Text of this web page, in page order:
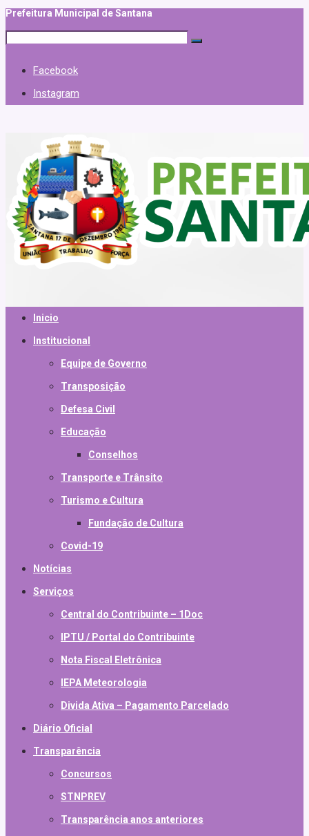
Prefeitura Municipal de Santana
Facebook
Instagram
Inicio
Institucional
Equipe de Governo
Transposição
Defesa Civil
Educação
Conselhos
Transporte e Trânsito
Turismo e Cultura
Fundação de Cultura
Covid-19
Notícias
Serviços
Central do Contribuinte – 1Doc
IPTU / Portal do Contribuinte
Nota Fiscal Eletrônica
IEPA Meteorologia
Divida Ativa – Pagamento Parcelado
Diário Oficial
Transparência
Concursos
STNPREV
Transparência anos anteriores